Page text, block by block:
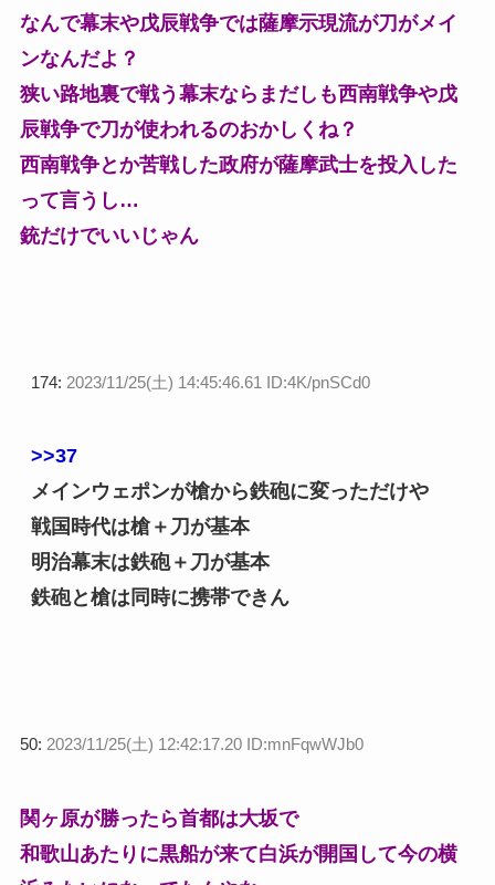
なんで幕末や戊辰戦争では薩摩示現流が刀がメイ
ンなんだよ？
狭い路地裏で戦う幕末ならまだしも西南戦争や戊
辰戦争で刀が使われるのおかしくね？
西南戦争とか苦戦した政府が薩摩武士を投入した
って言うし…
銃だけでいいじゃん
174: 2023/11/25(土) 14:45:46.61 ID:4K/pnSCd0
>>37
メインウェポンが槍から鉄砲に変っただけや
戦国時代は槍＋刀が基本
明治幕末は鉄砲＋刀が基本
鉄砲と槍は同時に携帯できん
50: 2023/11/25(土) 12:42:17.20 ID:mnFqwWJb0
関ヶ原が勝ったら首都は大坂で
和歌山あたりに黒船が来て白浜が開国して今の横